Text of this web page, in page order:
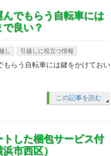
でもらう自転車には
良い？
し 引越しに役立つ情報
もらう自転車には鍵をかけておい
この記事を読む
した梱包サービス付
市西区）